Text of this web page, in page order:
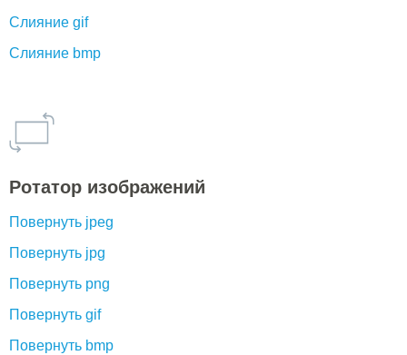
Слияние gif
Слияние bmp
Ротатор изображений
Повернуть jpeg
Повернуть jpg
Повернуть png
Повернуть gif
Повернуть bmp